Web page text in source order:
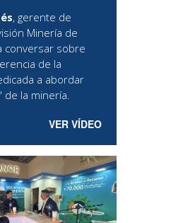
, gerente de
Minería de
conversar sobre
de la
a abordar
la minería.
VER VÍDEO